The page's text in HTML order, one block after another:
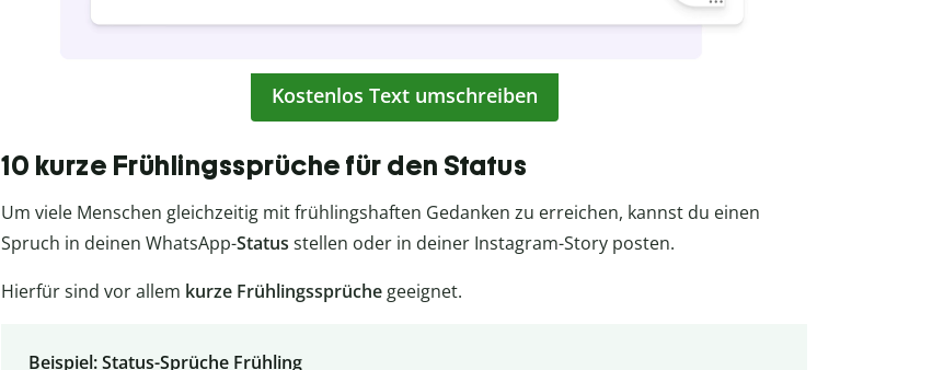
Kostenlos Text umschreiben
10 kurze Frühlingssprüche für den Status
Um viele Menschen gleichzeitig mit frühlingshaften Gedanken zu erreichen, kannst du einen
Spruch in deinen WhatsApp-Status stellen oder in deiner Instagram-Story posten.
Hierfür sind vor allem kurze Frühlingssprüche geeignet.
Beispiel: Status-Sprüche Frühling